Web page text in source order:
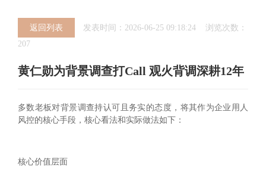
返回列表
发表时间：2026-06-25 09:18:24 浏览次数：
207
黄仁勋为背景调查打Call 观火背调深耕12年
多数老板对背景调查持‌认可且务实‌的态度，将其作为企业用人
风控的核心手段，核心看法和实际做法如下：
‌核心价值层面‌